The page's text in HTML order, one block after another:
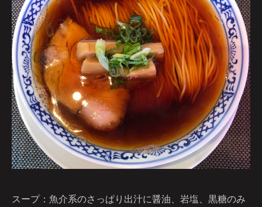
スープ：魚介系のさっぱり出汁に醤油、岩塩、黒糖のみ